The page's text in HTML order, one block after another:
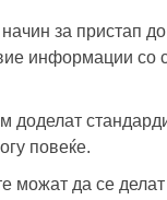
за пристап
информации со
доделат
повеќе.
можат да се